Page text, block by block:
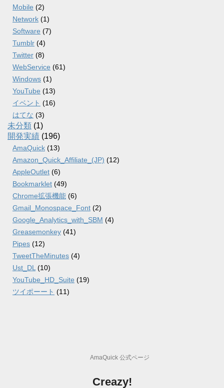
Mobile (2)
Network (1)
Software (7)
Tumblr (4)
Twitter (8)
WebService (61)
Windows (1)
YouTube (13)
イベント (16)
はてな (3)
未分類 (1)
開発実績 (196)
AmaQuick (13)
Amazon_Quick_Affiliate_(JP) (12)
AppleOutlet (6)
Bookmarklet (49)
Chrome拡張機能 (6)
Gmail_Monospace_Font (2)
Google_Analytics_with_SBM (4)
Greasemonkey (41)
Pipes (12)
TweetTheMinutes (4)
Ust_DL(10)
YouTube_HD_Suite (19)
ツイポーート (11)
AmaQuick 公式ページ
Creazy!